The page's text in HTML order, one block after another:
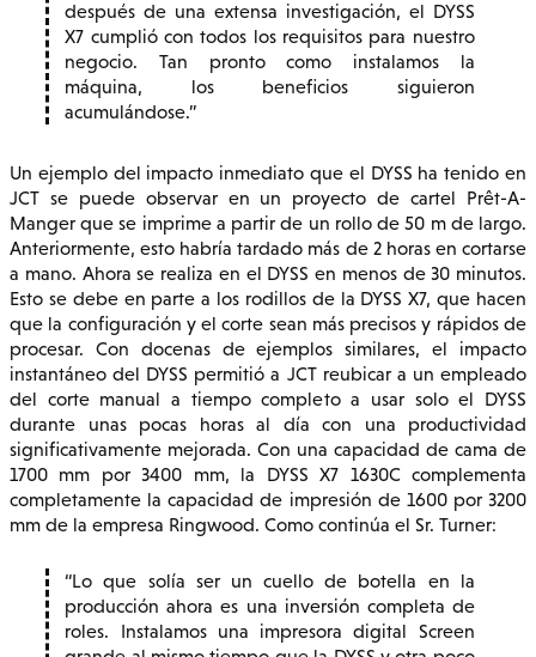
después de una extensa investigación, el DYSS
X7 cumplió con todos los requisitos para nuestro
negocio. Tan pronto como instalamos la
máquina, los beneficios siguieron
acumulándose.
Un ejemplo del impacto inmediato que el DYSS ha tenido en
JCT se puede observar en un proyecto de cartel Prêt-A-
Manger que se imprime a partir de un rollo de 50 m de largo.
Anteriormente, esto habría tardado más de 2 horas en cortarse
a mano. Ahora se realiza en el DYSS en menos de 30 minutos.
Esto se debe en parte a los rodillos de la DYSS X7, que hacen
que la configuración y el corte sean más precisos y rápidos de
procesar. Con docenas de ejemplos similares, el impacto
instantáneo del DYSS permitió a JCT reubicar a un empleado
del corte manual a tiempo completo a usar solo el DYSS
durante unas pocas horas al día con una productividad
significativamente mejorada. Con una capacidad de cama de
1700 mm por 3400 mm, la DYSS X7 1630C complementa
completamente la capacidad de impresión de 1600 por 3200
mm de la empresa Ringwood. Como continúa el Sr. Turner:
Lo que solía ser un cuello de botella en la
producción ahora es una inversión completa de
roles. Instalamos una impresora digital Screen